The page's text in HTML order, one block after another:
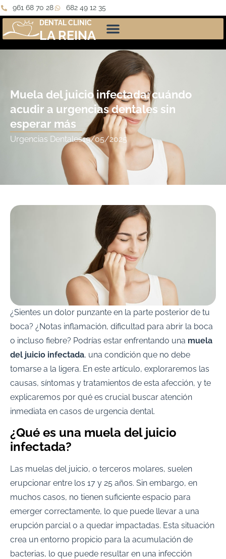
961 68 70 28
682 49 12 35
DENTAL CLINIC
LA REINA
Muela del juicio infectada: cuándo
acudir a urgencias dentales sin
esperar más
Urgencias Dentales19/05/2025
¿Sientes un dolor punzante en la parte posterior de tu
boca? ¿Notas inflamación, dificultad para abrir la boca
o incluso fiebre? Podrías estar enfrentando una muela
del juicio infectada, una condición que no debe
tomarse a la ligera. En este artículo, exploraremos las
causas, síntomas y tratamientos de esta afección, y te
explicaremos por qué es crucial buscar atención
inmediata en casos de urgencia dental.
¿Qué es una muela del juicio
infectada?
Las muelas del juicio, o terceros molares, suelen
erupcionar entre los 17 y 25 años. Sin embargo, en
muchos casos, no tienen suficiente espacio para
emerger correctamente, lo que puede llevar a una
erupción parcial o a quedar impactadas. Esta situación
crea un entorno propicio para la acumulación de
bacterias, lo que puede resultar en una infección